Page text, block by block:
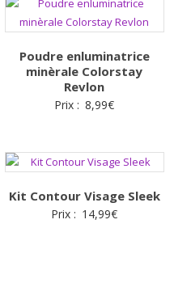
popularité
Poudre enluminatrice
minèrale Colorstay
Revlon
Prix : 8,99€
Kit Contour Visage Sleek
Prix : 14,99€